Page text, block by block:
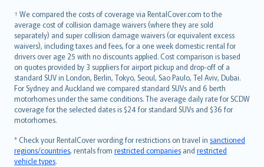
† We compared the costs of coverage via RentalCover.com to the
average cost of collision damage waivers (where they are sold
separately) and super collision damage waivers (or equivalent excess
waivers), including taxes and fees, for a one week domestic rental for
drivers over age 25 with no discounts applied. Cost comparison is based
on quotes provided by 3 suppliers for airport pickup and drop-off of a
standard SUV in London, Berlin, Tokyo, Seoul, Sao Paulo, Tel Aviv, Dubai.
For Sydney and Auckland we compared standard SUVs and 6 berth
motorhomes under the same conditions. The average daily rate for SCDW
coverage for the selected dates is $24 for standard SUVs and $36 for
motorhomes.
* Check your RentalCover wording for restrictions on travel in sanctioned
regions/countries, rentals from restricted companies and restricted
vehicle types.